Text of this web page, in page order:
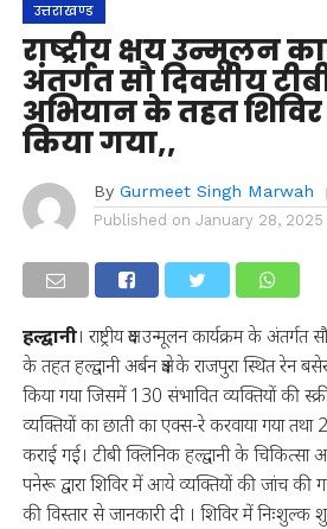
उत्तराखण्ड
राष्ट्रीय क्षय उन्मूलन
अंतर्गत सौ दिवसीय
अभियान के तहत
किया गया,,
By Gurmeet Singh Marwah
Published on January 28, 2025
हल्द्वानी। राष्ट्रीय क्षय उन्मूलन कार्यक्रम के
के तहत हल्द्वानी अर्बन क्षेत्र के राजपुरा स्थित रेन
किया गया जिसमें 130 संभावित व्यक्तियों की
व्यक्तियों का छाती का एक्स-रे करवाया गया
कराई गई। टीबी क्लिनिक हल्द्वानी के चिकित्सा
पनेरू द्वारा शिविर में आये व्यक्तियों की जांच की
की विस्तार से जानकारी दी । शिविर में